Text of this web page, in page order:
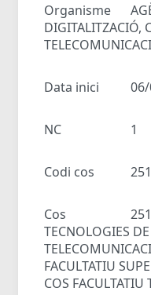
Organisme
DIGITALITZACIÓ,
Data inici
NC 1
Codi cos
Cos
TECNOLOGIES
FACULTATIU
COS FACULTATIU